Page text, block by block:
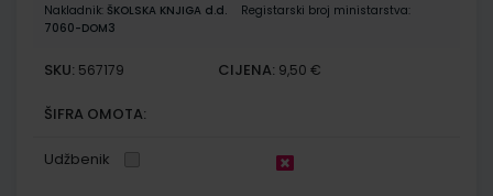
Nakladnik: ŠKOLSKA KNJIGA d.d.
Registarski broj ministarstva:
7060-DOM3
SKU: 567179 CIJENA: 9,50 €
ŠIFRA OMOTA:
Udžbenik